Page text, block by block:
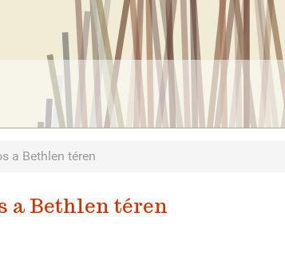
a Bethlen téren
a Bethlen téren